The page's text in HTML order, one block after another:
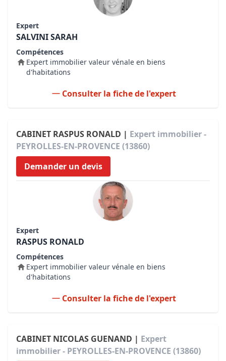
Expert
SALVINI SARAH
Compétences
Expert immobilier valeur vénale en biens
d'habitations
Consulter la fiche de l'expert
CABINET RASPUS RONALD | Expert immobilier -
PEYROLLES-EN-PROVENCE (13860)
Demander un devis
Expert
RASPUS RONALD
Compétences
Expert immobilier valeur vénale en biens
d'habitations
Consulter la fiche de l'expert
CABINET NICOLAS GUENAND | Expert
immobilier - PEYROLLES-EN-PROVENCE (13860)